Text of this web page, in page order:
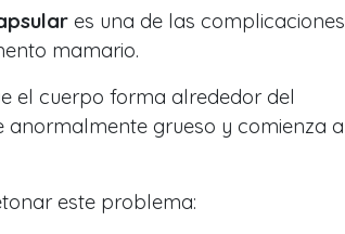
es una de las complicaciones
mamario.
el cuerpo forma alrededor del
grueso y comienza a
este problema: